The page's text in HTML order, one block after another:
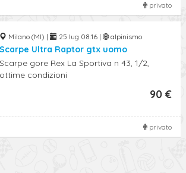
privato
Milano (MI) | 25 lug 08:16 | alpinismo
Scarpe Ultra Raptor gtx uomo
Scarpe gore Rex La Sportiva n 43, 1/2,
ottime condizioni
90 €
privato